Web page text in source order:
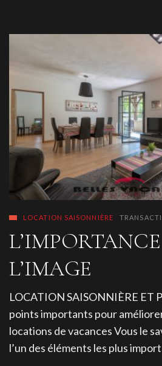
LOCATION SAISONNIÈRE
L’IMAGE
LOCATION SAISONNIÈRE ET
points importants pour
locations de vacances Vous le
l’un des éléments les plus